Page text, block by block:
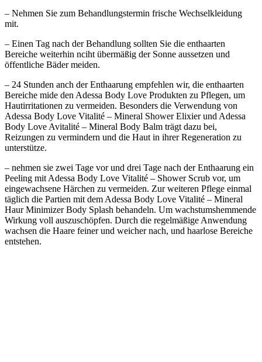
– Nehmen Sie zum Behandlungstermin frische Wechselkleidung
mit.
– Einen Tag nach der Behandlung sollten Sie die enthaarten
Bereiche weiterhin nciht übermäßig der Sonne aussetzen und
öffentliche Bäder meiden.
– 24 Stunden anch der Enthaarung empfehlen wir, die enthaarten
Bereiche mide den Adessa Body Love Produkten zu Pflegen, um
Hautirritationen zu vermeiden. Besonders die Verwendung von
Adessa Body Love Vitalité – Mineral Shower Elixier und Adessa
Body Love Avitalité – Mineral Body Balm trägt dazu bei,
Reizungen zu vermindern und die Haut in ihrer Regeneration zu
unterstütze.
– nehmen sie zwei Tage vor und drei Tage nach der Enthaarung ein
Peeling mit Adessa Body Love Vitalité – Shower Scrub vor, um
eingewachsene Härchen zu vermeiden. Zur weiteren Pflege einmal
täglich die Partien mit dem Adessa Body Love Vitalité – Mineral
Haur Minimizer Body Splash behandeln. Um wachstumshemmende
Wirkung voll auszuschöpfen. Durch die regelmäßige Anwendung
wachsen die Haare feiner und weicher nach, und haarlose Bereiche
entstehen.